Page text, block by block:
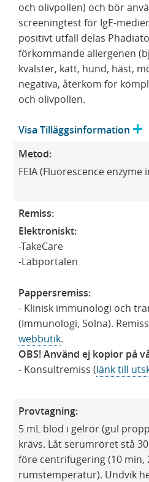
och olivpollen) och bör
screeningtest för IgE-
positivt utfall delas
förkommande allergenen
kvalster, katt, hund, häst,
negativa, återkom för
och olivpollen.
Visa Tilläggsinformation
Metod:
FEIA (Fluorescence enzyme
Remiss:
Elektroniskt:
-TakeCare
-Labportalen
Pappersremiss:
- Klinisk immunologi och
(Immunologi, Solna).
webbutik.
OBS! Använd ej kopior på
- Konsultremiss (länk till
Provtagning:
5 mL blod i gelrör (gul
krävs. Låt serumröret stå
före centrifugering (10 min,
rumstemperatur). Undvik